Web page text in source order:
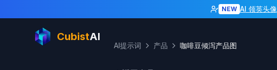
NEW AI 领英头像
CubistAI
AI提示词 产品 咖啡豆倾泻产品图